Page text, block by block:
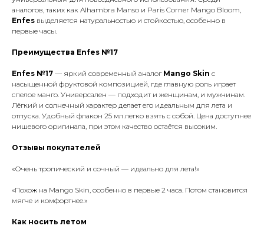
аналогов, таких как Alhambra Manso и Paris Corner Mango Bloom,
Enfes выделяется натуральностью и стойкостью, особенно в
первые часы.
Преимущества Enfes №17
Enfes №17 — яркий современный аналог Mango Skin с
насыщенной фруктовой композицией, где главную роль играет
спелое манго. Универсален — подходит и женщинам, и мужчинам.
Лёгкий и солнечный характер делает его идеальным для лета и
отпуска. Удобный флакон 25 мл легко взять с собой. Цена доступнее
нишевого оригинала, при этом качество остаётся высоким.
Отзывы покупателей
«Очень тропический и сочный — идеально для лета!»
«Похож на Mango Skin, особенно в первые 2 часа. Потом становится
мягче и комфортнее.»
Как носить летом